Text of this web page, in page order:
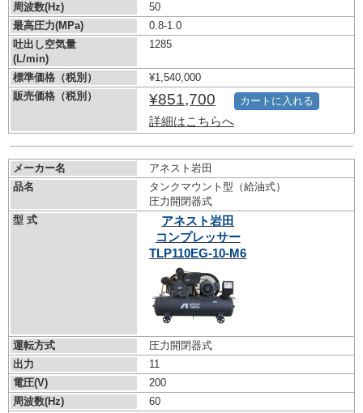
周波数(Hz)
50
最高圧力(MPa)
0.8-1.0
吐出し空気量
(L/min)
1285
標準価格（税別）
¥1,540,000
販売価格（税別）
¥851,700
詳細はこちらへ
カートに入れる
メーカー名
アネスト岩田
品名
タンクマウント型（給油式）
圧力開閉器式
型 式
アネスト岩田
コンプレッサー
TLP110EG-10-M6
運転方式
圧力開閉器式
出力
11
電圧(V)
200
周波数(Hz)
60